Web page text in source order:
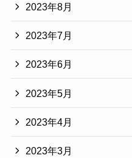
2023年8月
2023年7月
2023年6月
2023年5月
2023年4月
2023年3月